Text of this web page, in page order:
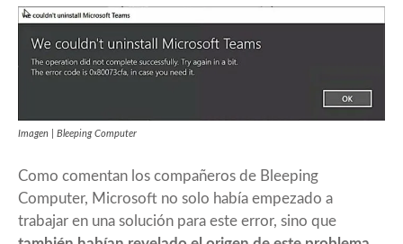
Imagen | Bleeping Computer
Como comentan los compañeros de Bleeping
Computer, Microsoft no solo había empezado a
trabajar en una solución para este error, sino que